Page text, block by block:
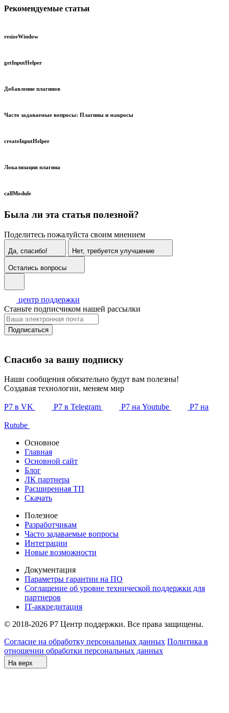
Рекомендуемые статьи
resizeWindow
getInputHelper
Добавление плагинов
Часто задаваемые вопросы: Плагины и макросы
createInputHelper
Локализация плагина
callModule
Была ли эта статья полезной?
Поделитесь пожалуйста своим мнением
Да, спасибо! Нет, требуется улучшение
Остались вопросы
центр поддержки
Станьте подписчиком нашей рассылки
Подписаться
Спасибо за вашу подписку
Наши сообщения обязательно будут вам полезны!
Создавая технологии, меняем мир
Р7 в VK Р7 в Telegram Р7 на Youtube Р7 на
Rutube
Основное
Главная
Основной сайт
Блог
ЛК партнера
Расширенная ТП
Скачать
Полезное
Разработчикам
Часто задаваемые вопросы
Интеграции
Новые возможности
Документация
Параметры гарантии на ПО
Соглашение об уровне технической поддержки для
партнеров
IT-аккредитация
© 2018-2026 Р7 Центр поддержки. Все права защищены.
Согласие на обработку персональных данных Политика в
отношении обработки персональных данных
На верх